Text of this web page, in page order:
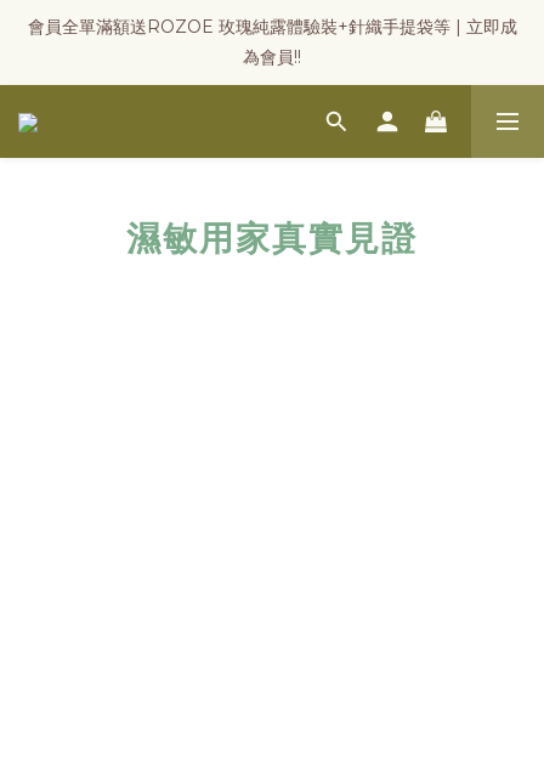
會員全單滿額送ROZOE 玫瑰純露體驗裝+針織手提袋等 | 立即成
為會員!!
濕敏用家真實見證